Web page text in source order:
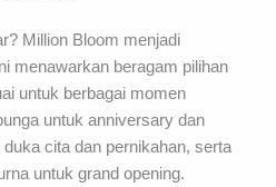
Million Bloom menjadi
menawarkan beragam pilihan
untuk berbagai momen
untuk anniversary dan
cita dan pernikahan, serta
untuk grand opening.